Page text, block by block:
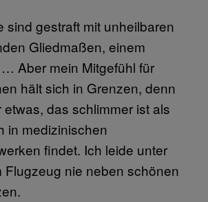
sind gestraft mit unheilbaren
Gliedmaßen, einem
Aber mein Mitgefühl für
hält sich in Grenzen, denn
etwas, das schlimmer ist als
in medizinischen
findet. Ich leide unter
Flugzeug nie neben schönen